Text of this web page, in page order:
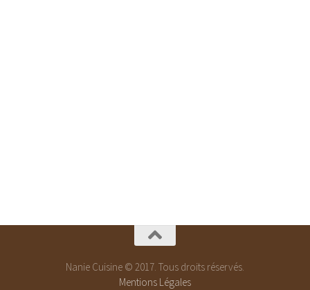
Nanie Cuisine © 2017. Tous droits réservés.
Mentions Légales